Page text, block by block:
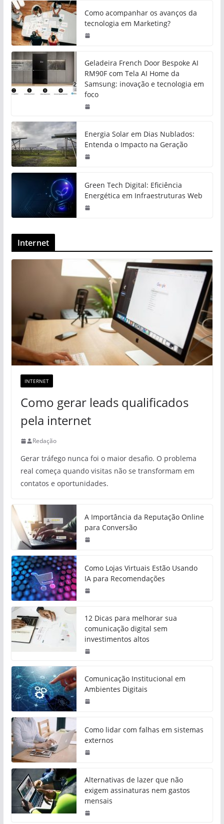
Como acompanhar os avanços da
tecnologia em Marketing?
Geladeira French Door Bespoke AI
RM90F com Tela AI Home da
Samsung: inovação e tecnologia em
foco
Energia Solar em Dias Nublados:
Entenda o Impacto na Geração
Green Tech Digital: Eficiência
Energética em Infraestruturas Web
Internet
INTERNET
Como gerar leads qualificados
pela internet
Redação
Gerar tráfego nunca foi o maior desafio. O problema
real começa quando visitas não se transformam em
contatos e oportunidades.
A Importância da Reputação Online
para Conversão
Como Lojas Virtuais Estão Usando
IA para Recomendações
12 Dicas para melhorar sua
comunicação digital sem
investimentos altos
Comunicação Institucional em
Ambientes Digitais
Como lidar com falhas em sistemas
externos
Alternativas de lazer que não
exigem assinaturas nem gastos
mensais